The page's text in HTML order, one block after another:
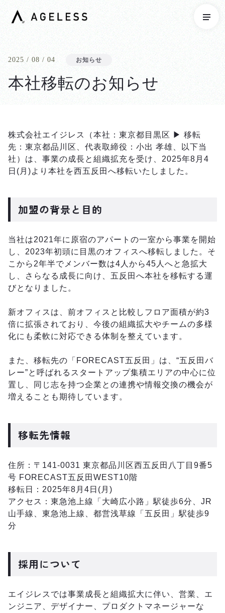
2025 / 08 / 04 お知らせ
本社移転のお知らせ
株式会社エイジレス（本社：東京都目黒区 ▶ 移転
先：東京都品川区、代表取締役：小出 孝雄、以下当
社）は、事業の成長と組織拡充を受け、2025年8月4
日(月)より本社を西五反田へ移転いたしました。
加盟の背景と目的
当社は2021年に原宿のアパートの一室から事業を開始
し、2023年初頭に目黒のオフィスへ移転しました。そ
こから2年半でメンバー数は4人から45人へと急拡大
し、さらなる成長に向け、五反田へ本社を移転する運
びとなりました。
新オフィスは、前オフィスと比較しフロア面積が約3
倍に拡張されており、今後の組織拡大やチームの多様
化にも柔軟に対応できる体制を整えています。
また、移転先の「FORECAST五反田」は、“五反田バ
レー”と呼ばれるスタートアップ集積エリアの中心に位
置し、同じ志を持つ企業との連携や情報交換の機会が
増えることも期待しています。
移転先情報
住所：〒141-0031 東京都品川区西五反田八丁目9番5
号 FORECAST五反田WEST10階
移転日：2025年8月4日(月)
アクセス：東急池上線「大崎広小路」駅徒歩6分、JR
山手線、東急池上線、都営浅草線「五反田」駅徒歩9
分
採用について
エイジレスでは事業成長と組織拡大に伴い、営業、エ
ンジニア、デザイナー、プロダクトマネージャーな